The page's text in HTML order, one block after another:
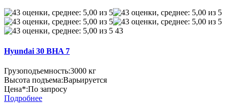
43
Hyundai 30 BHA 7
Грузоподъемность:3000 кг
Высота подъема:Варьируется
Цена*:По запросу
Подробнее